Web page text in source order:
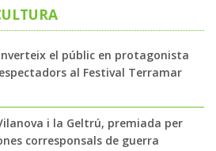
el públic en protagonista
al Festival Terramar
i la Geltrú, premiada per
corresponsals de guerra